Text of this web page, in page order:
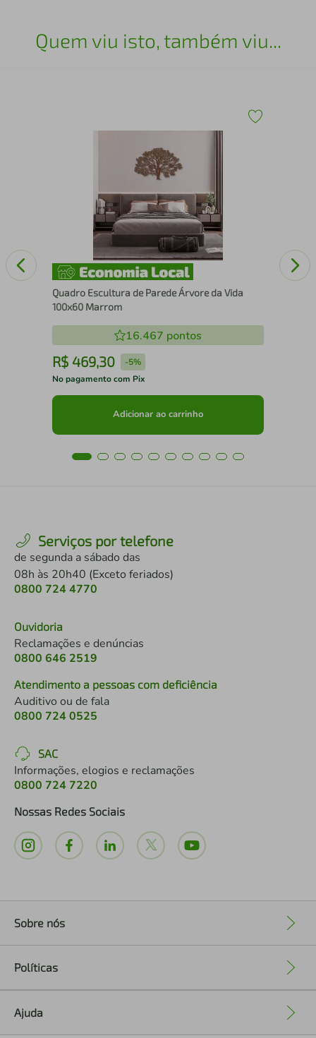
Quem viu isto, também viu...
Quadro Escultura de Parede Árvore da Vida
100x60 Marrom
16.467 pontos
R$ 469,30 -5%
No pagamento com Pix
Adicionar ao carrinho
Serviços por telefone
de segunda a sábado das
08h às 20h40 (Exceto feriados)
0800 724 4770
Ouvidoria
Reclamações e denúncias
0800 646 2519
Atendimento a pessoas com deficiência
Auditivo ou de fala
0800 724 0525
SAC
Informações, elogios e reclamações
0800 724 7220
Nossas Redes Sociais
Sobre nós
Políticas
Ajuda